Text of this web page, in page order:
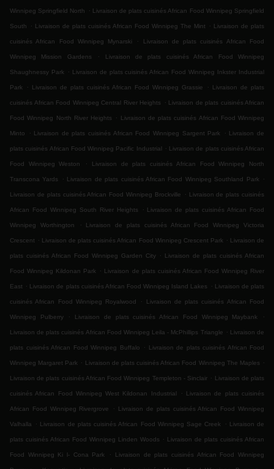
Winnipeg Springfield North . Livraison de plats cuisinés African Food Winnipeg Springfield
South . Livraison de plats cuisinés African Food Winnipeg The Mint . Livraison de plats
cuisinés African Food Winnipeg Mynarski . Livraison de plats cuisinés African Food
Winnipeg Mission Gardens . Livraison de plats cuisinés African Food Winnipeg
Shaughnessy Park . Livraison de plats cuisinés African Food Winnipeg Inkster Industrial
Park . Livraison de plats cuisinés African Food Winnipeg Grassie . Livraison de plats
cuisinés African Food Winnipeg Central River Heights . Livraison de plats cuisinés African
Food Winnipeg North River Heights . Livraison de plats cuisinés African Food Winnipeg
Minto . Livraison de plats cuisinés African Food Winnipeg Sargent Park . Livraison de
plats cuisinés African Food Winnipeg Pacific Industrial . Livraison de plats cuisinés African
Food Winnipeg Weston . Livraison de plats cuisinés African Food Winnipeg North
Transcona Yards . Livraison de plats cuisinés African Food Winnipeg Southland Park .
Livraison de plats cuisinés African Food Winnipeg Brockville . Livraison de plats cuisinés
African Food Winnipeg South River Heights . Livraison de plats cuisinés African Food
Winnipeg Worthington . Livraison de plats cuisinés African Food Winnipeg Victoria
Crescent . Livraison de plats cuisinés African Food Winnipeg Crescent Park . Livraison de
plats cuisinés African Food Winnipeg Garden City . Livraison de plats cuisinés African
Food Winnipeg Kildonan Park . Livraison de plats cuisinés African Food Winnipeg River
East . Livraison de plats cuisinés African Food Winnipeg Island Lakes . Livraison de plats
cuisinés African Food Winnipeg Royalwood . Livraison de plats cuisinés African Food
Winnipeg Pulberry . Livraison de plats cuisinés African Food Winnipeg Maybank .
Livraison de plats cuisinés African Food Winnipeg Leila - McPhillips Triangle . Livraison de
plats cuisinés African Food Winnipeg Buffalo . Livraison de plats cuisinés African Food
Winnipeg Margaret Park . Livraison de plats cuisinés African Food Winnipeg The Maples .
Livraison de plats cuisinés African Food Winnipeg Templeton - Sinclair . Livraison de plats
cuisinés African Food Winnipeg West Kildonan Industrial . Livraison de plats cuisinés
African Food Winnipeg Rivergrove . Livraison de plats cuisinés African Food Winnipeg
Valhalla . Livraison de plats cuisinés African Food Winnipeg Sage Creek . Livraison de
plats cuisinés African Food Winnipeg Linden Woods . Livraison de plats cuisinés African
Food Winnipeg Ki l- Cona Park . Livraison de plats cuisinés African Food Winnipeg